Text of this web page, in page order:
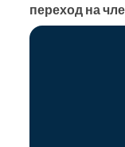
переход на